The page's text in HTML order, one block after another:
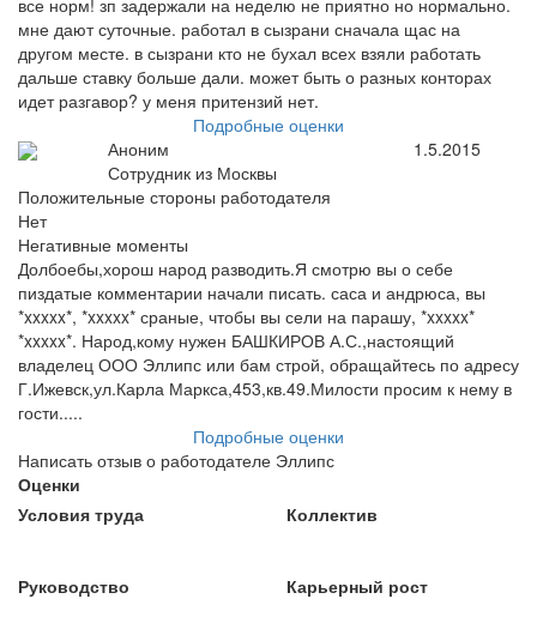
все норм! зп задержали на неделю не приятно но нормально.
мне дают суточные. работал в сызрани сначала щас на
другом месте. в сызрани кто не бухал всех взяли работать
дальше ставку больше дали. может быть о разных конторах
идет разгавор? у меня притензий нет.
Подробные оценки
Аноним
Сотрудник из Москвы
1.5.2015
Положительные стороны работодателя
Нет
Негативные моменты
Долбоебы,хорош народ разводить.Я смотрю вы о себе
пиздатые комментарии начали писать. саса и андрюса, вы
*xxxxx*, *xxxxx* сраные, чтобы вы сели на парашу, *xxxxx*
*xxxxx*. Народ,кому нужен БАШКИРОВ А.С.,настоящий
владелец ООО Эллипс или бам строй, обращайтесь по адресу
Г.Ижевск,ул.Карла Маркса,453,кв.49.Милости просим к нему в
гости.....
Подробные оценки
Написать отзыв о работодателе Эллипс
Оценки
Условия труда
Коллектив
Руководство Карьерный рост